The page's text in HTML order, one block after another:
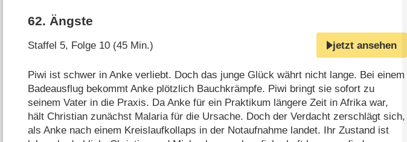
62. Ängste
Staffel 5, Folge 10 (45 Min.) jetzt ansehen
Piwi ist schwer in Anke verliebt. Doch das junge Glück währt nicht lange. Bei einem
Badeausflug bekommt Anke plötzlich Bauchkrämpfe. Piwi bringt sie sofort zu
seinem Vater in die Praxis. Da Anke für ein Praktikum längere Zeit in Afrika war,
hält Christian zunächst Malaria für die Ursache. Doch der Verdacht zerschlägt sich,
als Anke nach einem Kreislaufkollaps in der Notaufnahme landet. Ihr Zustand ist